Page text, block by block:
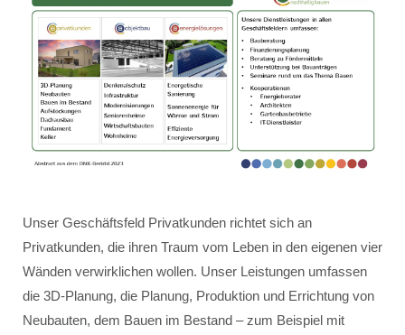
Unser Geschäftsfeld Privatkunden richtet sich an
Privatkunden, die ihren Traum vom Leben in den eigenen vier
Wänden verwirklichen wollen. Unser Leistungen umfassen
die 3D-Planung, die Planung, Produktion und Errichtung von
Neubauten, dem Bauen im Bestand – zum Beispiel mit